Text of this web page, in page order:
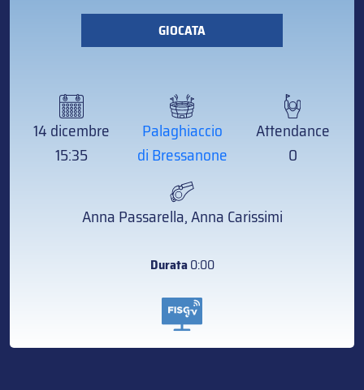
GIOCATA
14 dicembre
15:35
Palaghiaccio
di Bressanone
Attendance
0
Anna Passarella, Anna Carissimi
Durata0:00